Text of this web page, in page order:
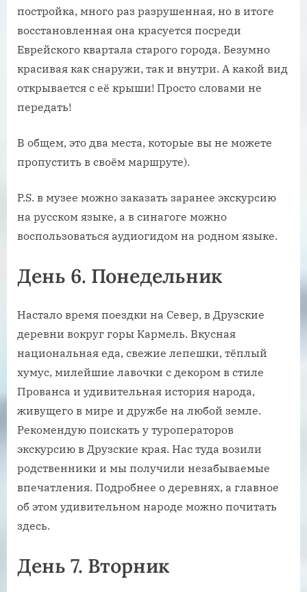
постройка, много раз разрушенная, но в итоге
восстановленная она красуется посреди
Еврейского квартала старого города. Безумно
красивая как снаружи, так и внутри. А какой вид
открывается с её крыши! Просто словами не
передать!
В общем, это два места, которые вы не можете
пропустить в своём маршруте).
P.S. в музее можно заказать заранее экскурсию
на русском языке, а в синагоге можно
воспользоваться аудиогидом на родном языке.
День 6. Понедельник
Настало время поездки на Север, в Друзские
деревни вокруг горы Кармель. Вкусная
национальная еда, свежие лепешки, тёплый
хумус, милейшие лавочки с декором в стиле
Прованса и удивительная история народа,
живущего в мире и дружбе на любой земле.
Рекомендую поискать у туроператоров
экскурсию в Друзские края. Нас туда возили
родственники и мы получили незабываемые
впечатления. Подробнее о деревнях, а главное
об этом удивительном народе можно почитать
здесь.
День 7. Вторник